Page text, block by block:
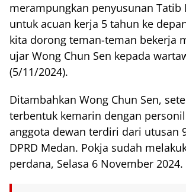
merampungkan penyusunan Tatib
untuk acuan kerja 5 tahun ke
kita dorong teman-teman bekerja
ujar Wong Chun Sen kepada
(5/11/2024).
Ditambahkan Wong Chun Sen,
terbentuk kemarin dengan
anggota dewan terdiri dari utusan
DPRD Medan. Pokja sudah
perdana, Selasa 6 November 2024.